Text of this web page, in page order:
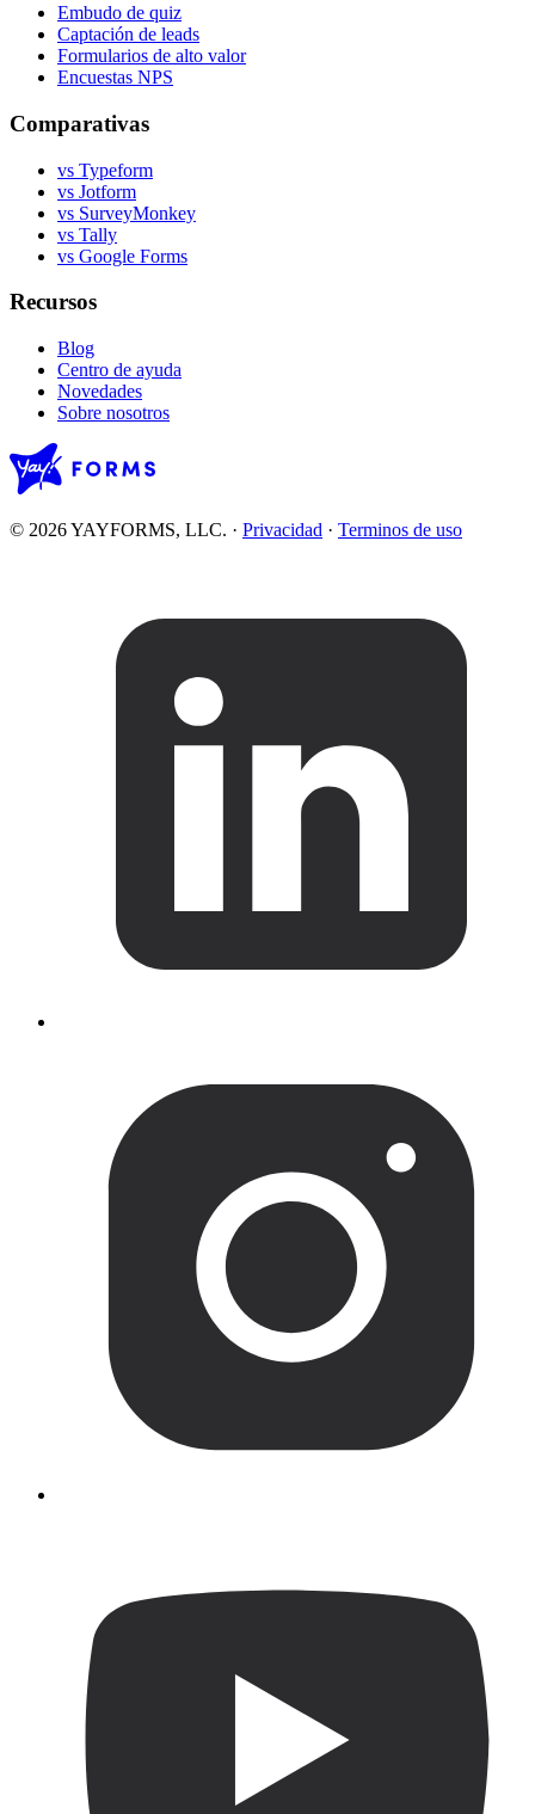
Embudo de quiz
Captación de leads
Formularios de alto valor
Encuestas NPS
Comparativas
vs Typeform
vs Jotform
vs SurveyMonkey
vs Tally
vs Google Forms
Recursos
Blog
Centro de ayuda
Novedades
Sobre nosotros
© 2026 YAYFORMS, LLC. · Privacidad · Terminos de uso